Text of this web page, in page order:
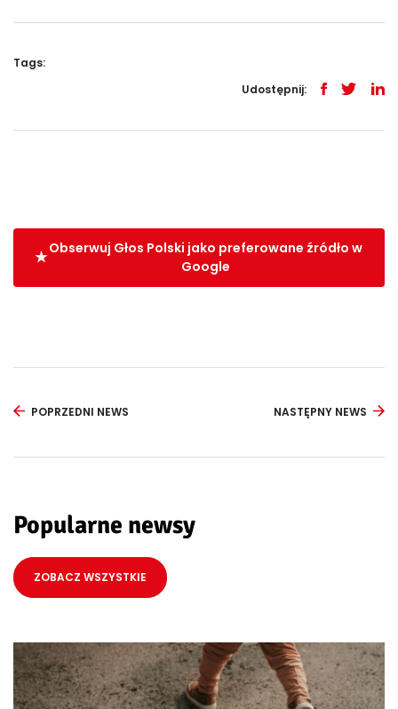
Tags:
Udostępnij:
Obserwuj Głos Polski jako preferowane źródło w
Google
POPRZEDNI NEWS NASTĘPNY NEWS
Popularne newsy
ZOBACZ WSZYSTKIE